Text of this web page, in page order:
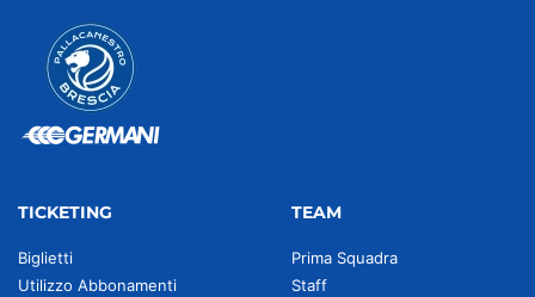
TICKETING
Biglietti
Utilizzo Abbonamenti
TEAM
Prima Squadra
Staff